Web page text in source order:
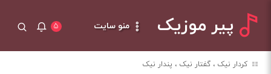
پیر موزیک منو سایت ۵
کردار نیک ، گفتار نیک ، پندار نیک